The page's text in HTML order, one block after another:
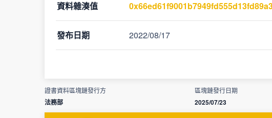
資料雜湊值
發布日期 2022/08/17
證書資料區塊鏈發行方
法務部
區塊鏈發行日期
2025/07/23